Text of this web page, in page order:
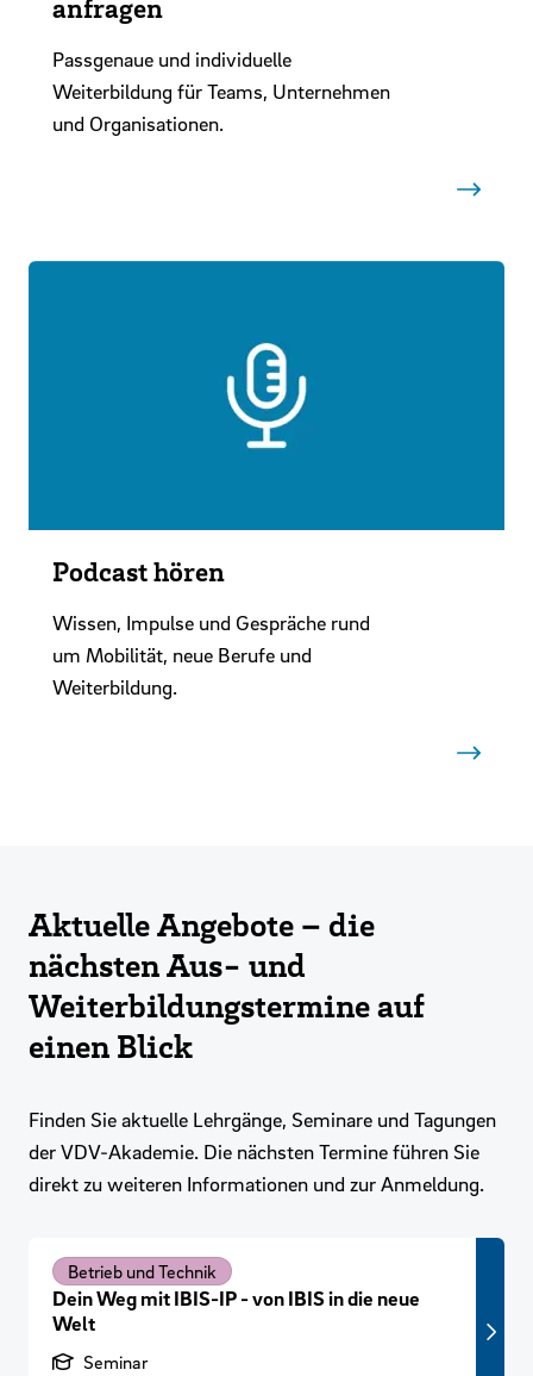
anfragen
Passgenaue und individuelle
Weiterbildung für Teams, Unternehmen
und Organisationen.
Podcast hören
Wissen, Impulse und Gespräche rund
um Mobilität, neue Berufe und
Weiterbildung.
Aktuelle Angebote – die
nächsten Aus- und
Weiterbildungstermine auf
einen Blick
Finden Sie aktuelle Lehrgänge, Seminare und Tagungen
der VDV-Akademie. Die nächsten Termine führen Sie
direkt zu weiteren Informationen und zur Anmeldung.
Betrieb und Technik
Dein Weg mit IBIS-IP - von IBIS in die neue
Welt
Produktart
Seminar